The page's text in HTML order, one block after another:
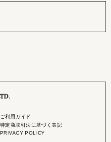
ご利用ガイド
特定商取引法に基づく表記
PRIVACY POLICY